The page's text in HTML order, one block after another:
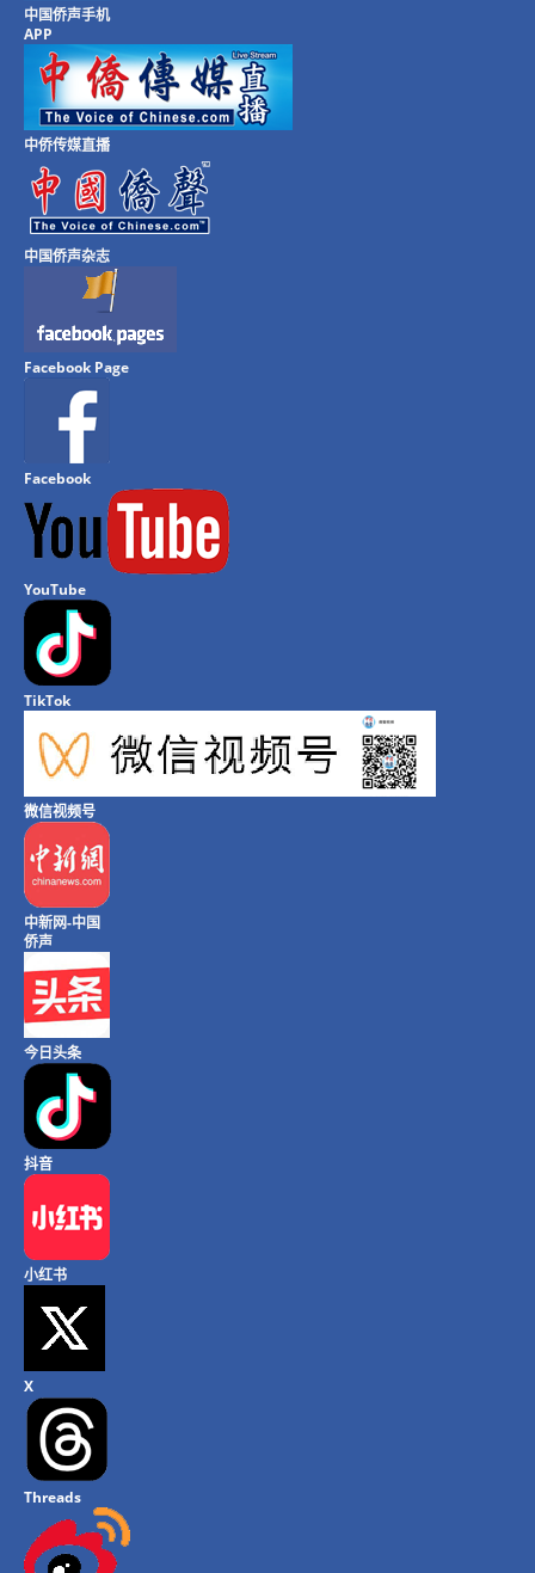
中国侨声手机
APP
中侨传媒直播
中国侨声杂志
Facebook Page
Facebook
YouTube
TikTok
微信视频号
中新网-中国
侨声
今日头条
抖音
小红书
X
Threads